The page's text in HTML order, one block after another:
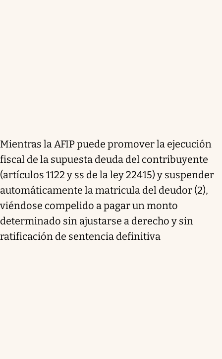
Mientras la AFIP puede promover la ejecución
fiscal de la supuesta deuda del contribuyente
(artículos 1122 y ss de la ley 22415) y suspender
automáticamente la matricula del deudor (2),
viéndose compelido a pagar un monto
determinado sin ajustarse a derecho y sin
ratificación de sentencia definitiva